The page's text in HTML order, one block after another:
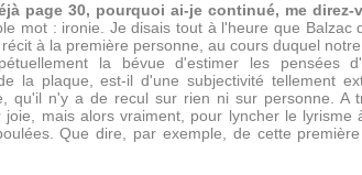
page 30, pourquoi ai-je continué, me direz-
mot : ironie. Je disais tout à l'heure que Balzac
à la première personne, au cours duquel
la bévue d'estimer les pensées
la plaque, est-il d'une subjectivité tellement
qu'il n'y a de recul sur rien ni sur personne. A
mais alors vraiment, pour lyncher le lyrisme
Que dire, par exemple, de cette